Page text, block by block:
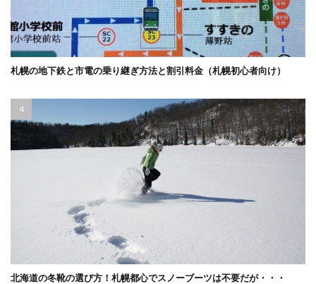
札幌の地下鉄と市電の乗り継ぎ方法と割引料金（札幌初心者向け）
北海道の冬靴の選び方！札幌都心でスノーブーツは不要だが・・・